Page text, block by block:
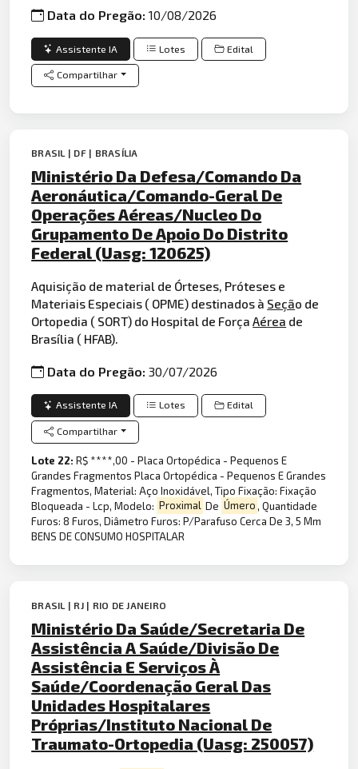
Data do Pregão:10/08/2026
Assistente IA Lotes Edital
Compartilhar
BRASIL | DF | BRASÍLIA
Ministério Da Defesa/Comando Da
Aeronáutica/Comando-Geral De
Operações Aéreas/Nucleo Do
Grupamento De Apoio Do Distrito
Federal (Uasg: 120625)
Aquisição de material de Órteses, Próteses e
Materiais Especiais ( OPME) destinados à Seção de
Ortopedia ( SORT) do Hospital de ForçaAérea de
Brasília ( HFAB).
Data do Pregão:30/07/2026
Assistente IA Lotes Edital
Compartilhar
Lote 22:R$ ****,00 - Placa Ortopédica - Pequenos E
Grandes Fragmentos Placa Ortopédica - Pequenos E Grandes
Fragmentos, Material: Aço Inoxidável, Tipo Fixação: Fixação
Bloqueada - Lcp, Modelo: Proximal De Úmero, Quantidade
Furos: 8 Furos, Diâmetro Furos: P/Parafuso Cerca De 3, 5 Mm
BENS DE CONSUMO HOSPITALAR
BRASIL | RJ | RIO DE JANEIRO
Ministério Da Saúde/Secretaria De
Assistência A Saúde/Divisão De
Assistência E Serviços À
Saúde/Coordenação Geral Das
Unidades Hospitalares
Próprias/Instituto Nacional De
Traumato-Ortopedia (Uasg: 250057)